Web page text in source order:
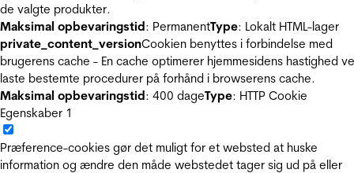
de valgte produkter.
Maksimal opbevaringstid: PermanentType: Lokalt HTML-lager
private_content_versionCookien benyttes i forbindelse med
brugerens cache - En cache optimerer hjemmesidens hastighed
laste bestemte procedurer på forhånd i browserens cache.
Maksimal opbevaringstid: 400 dageType: HTTP Cookie
Egenskaber 1
Præference-cookies gør det muligt for et websted at huske
information og ændre den måde webstedet tager sig ud på eller